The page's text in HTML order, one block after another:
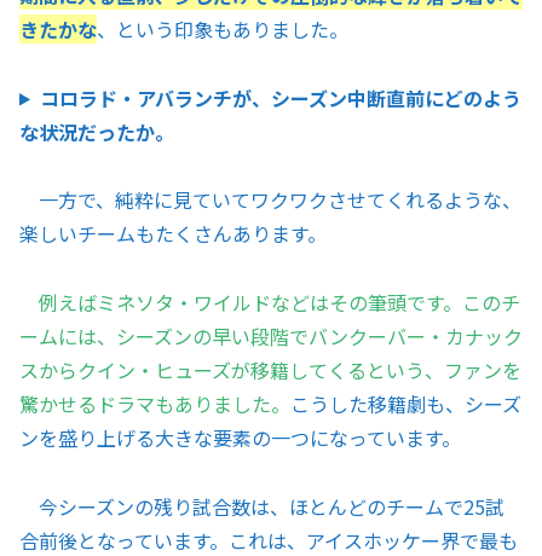
きたかな、という印象もありました。
コロラド・アバランチが、シーズン中断直前にどのよう
な状況だったか。
一方で、純粋に見ていてワクワクさせてくれるような、
楽しいチームもたくさんあります。
例えばミネソタ・ワイルドなどはその筆頭です。このチ
ームには、シーズンの早い段階でバンクーバー・カナック
スからクイン・ヒューズが移籍してくるという、ファンを
驚かせるドラマもありました。 こうした移籍劇も、シーズ
ンを盛り上げる大きな要素の一つになっています。
今シーズンの残り試合数は、ほとんどのチームで25試
合前後となっています。これは、アイスホッケー界で最も